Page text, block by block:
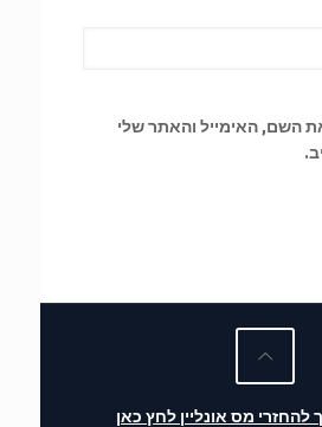
השם, האימייל והאתר שלי
להחזרי מס אונליין לחץ כאן